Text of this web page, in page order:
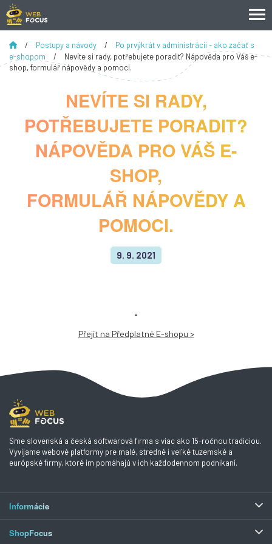
NEVÍTE SI RADY,
POTŘEBUJETE PORADIT?
NÁPOVĚDA PRO VÁŠ E-
SHOP,
FORMULÁŘ NÁPOVĚDY A
POMOCI.
/ Postupy a návody /
Po prvýkrát v administrácii - ako začať s
e-shopom
/
Nevíte si rady, potřebujete poradit? Nápověda pro Váš e-
shop, formulář nápovědy a pomoci.
9. 9. 2021
Přejít na Předplatné E-shopu >
Sme slovenská a česká softwarová firma s viac ako 15-ročnou tradíciou.
Vyvíjame webové platformy pre malé, stredné i veľké tuzemské a
európské firmy, ktoré im pomáhajú v ich každodennom podnikaní.
Informácie
ShopFocus